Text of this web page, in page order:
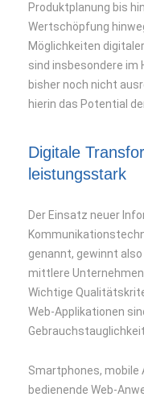
Produktplanung bis
Wertschöpfung
Möglichkeiten
sind insbesondere im
bisher noch nicht
hierin das Potential
Digitale
leistungsstark
Der Einsatz neuer
genannt, gewinnt
mittlere
Wichtige
Web-Applikationen
Smartphones, mobile
bedienende Web-